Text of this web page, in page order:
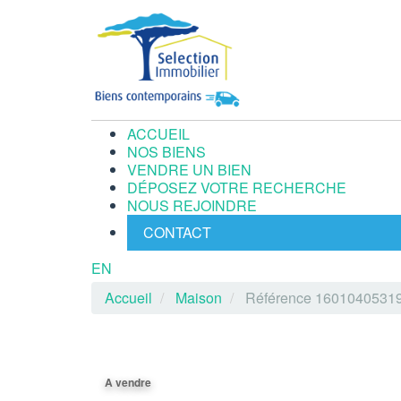
ACCUEIL
NOS BIENS
VENDRE UN BIEN
DÉPOSEZ VOTRE RECHERCHE
NOUS REJOINDRE
CONTACT
EN
Accueil
Maison Référence
A vendre